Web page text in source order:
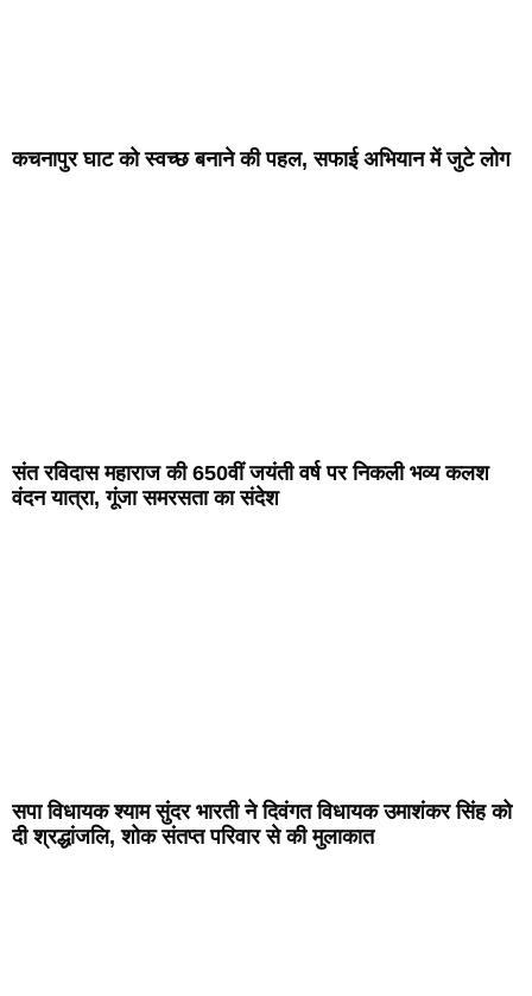
कचनापुर घाट को स्वच्छ बनाने की पहल, सफाई अभियान में जुटे लोग
संत रविदास महाराज की 650वीं जयंती वर्ष पर निकली भव्य कलश
वंदन यात्रा, गूंजा समरसता का संदेश
सपा विधायक श्याम सुंदर भारती ने दिवंगत विधायक उमाशंकर सिंह को
दी श्रद्धांजलि, शोक संतप्त परिवार से की मुलाकात